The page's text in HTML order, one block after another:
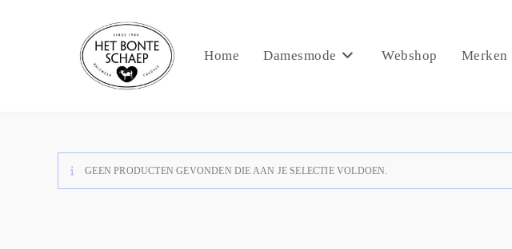
Home Damesmode Webshop Merken
GEEN PRODUCTEN GEVONDEN DIE AAN JE SELECTIE VOLDOEN.